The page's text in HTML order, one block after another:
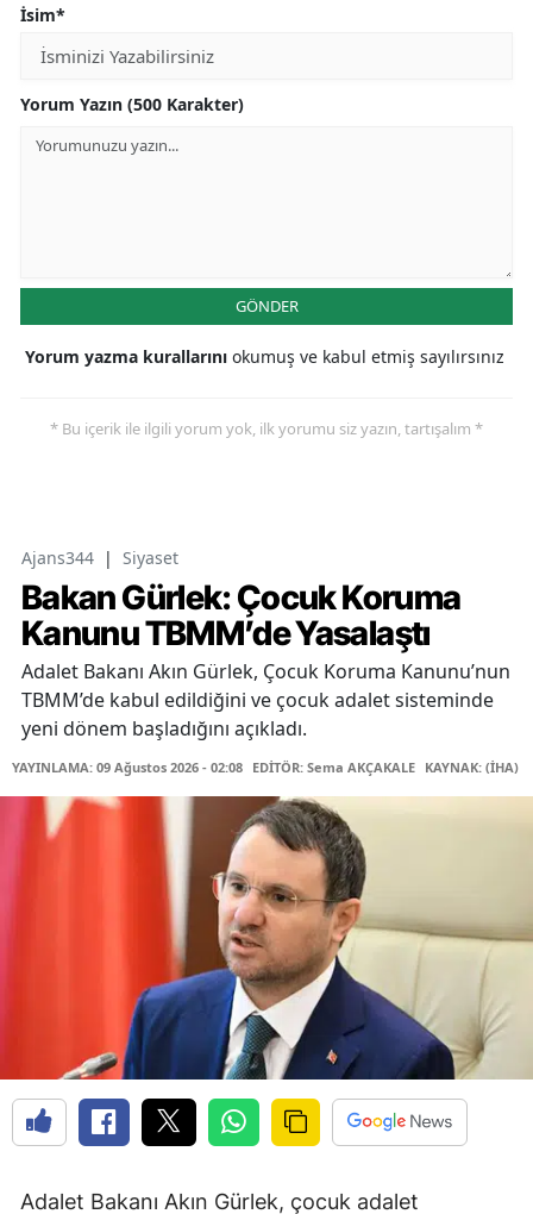
İsim*
Yorum Yazın (500 Karakter)
GÖNDER
Yorum yazma kurallarını okumuş ve kabul etmiş sayılırsınız
* Bu içerik ile ilgili yorum yok, ilk yorumu siz yazın, tartışalım *
Ajans344 | Siyaset
Bakan Gürlek: Çocuk Koruma
Kanunu TBMM’de Yasalaştı
Adalet Bakanı Akın Gürlek, Çocuk Koruma Kanunu’nun
TBMM’de kabul edildiğini ve çocuk adalet sisteminde
yeni dönem başladığını açıkladı.
YAYINLAMA: 09 Ağustos 2026 - 02:08 EDİTÖR: Sema AKÇAKALE KAYNAK: (İHA)
Adalet Bakanı Akın Gürlek, çocuk adalet